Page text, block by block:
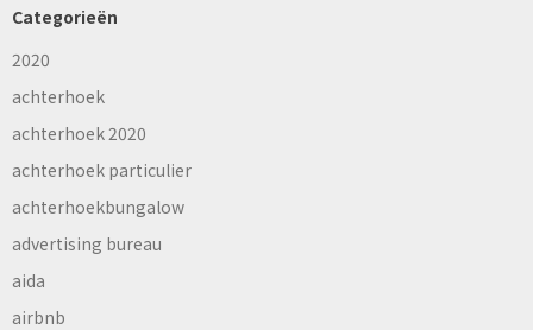
Categorieën
2020
achterhoek
achterhoek 2020
achterhoek particulier
achterhoekbungalow
advertising bureau
aida
airbnb